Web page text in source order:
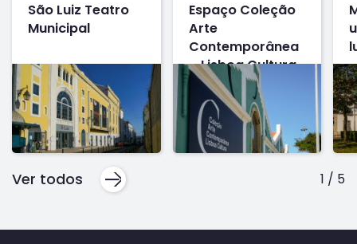
São Luiz Teatro
Municipal
Espaço Coleção
Arte
Contemporânea
– Lisboa Cultura,
Galeria Av. da
Índia
1 / 5
Ver todos